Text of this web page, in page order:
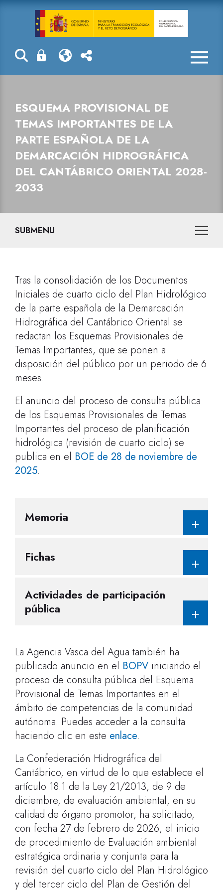
Esquema
ESQUEMA PROVISIONAL DE
TEMAS IMPORTANTES DE LA
PARTE ESPAÑOLA DE LA
DEMARCACIÓN HIDROGRÁFICA
DEL CANTÁBRICO ORIENTAL 2028-
2033
SUBMENU
Tras la consolidación de los Documentos
Iniciales de cuarto ciclo del Plan Hidrológico
de la parte española de la Demarcación
Hidrográfica del Cantábrico Oriental se
redactan los Esquemas Provisionales de
Temas Importantes, que se ponen a
disposición del público por un periodo de 6
meses.
El anuncio del proceso de consulta pública
de los Esquemas Provisionales de Temas
Importantes del proceso de planificación
hidrológica (revisión de cuarto ciclo) se
publica en el BOE de 28 de noviembre de
2025.
Memoria
Fichas
Actividades de participación
pública
La Agencia Vasca del Agua también ha
publicado anuncio en el BOPV iniciando el
proceso de consulta pública del Esquema
Provisional de Temas Importantes en el
ámbito de competencias de la comunidad
autónoma. Puedes acceder a la consulta
haciendo clic en este enlace.
La Confederación Hidrográfica del
Cantábrico, en virtud de lo que establece el
artículo 18.1 de la Ley 21/2013, de 9 de
diciembre, de evaluación ambiental, en su
calidad de órgano promotor, ha solicitado,
con fecha 27 de febrero de 2026, el inicio
de procedimiento de Evaluación ambiental
estratégica ordinaria y conjunta para la
revisión del cuarto ciclo del Plan Hidrológico
y del tercer ciclo del Plan de Gestión del